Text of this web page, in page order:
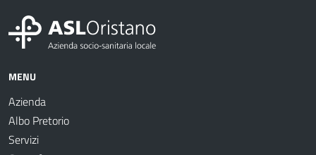
MENU
Azienda
Albo Pretorio
Servizi